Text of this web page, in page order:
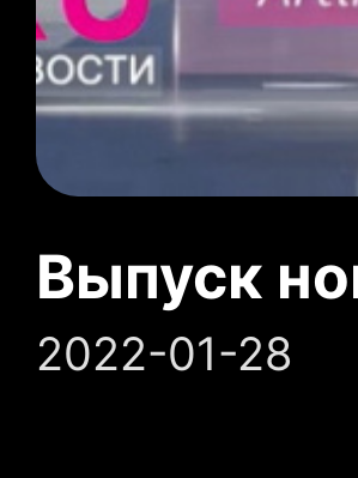
Выпуск
2022-01-28